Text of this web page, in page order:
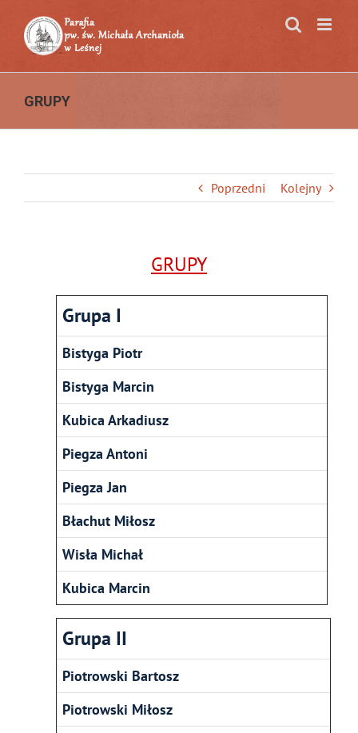
zawartości
GRUPY
Poprzedni Kolejny
GRUPY
Grupa I
Bistyga Piotr
Bistyga Marcin
Kubica Arkadiusz
Piegza Antoni
Piegza Jan
Błachut Miłosz
Wisła Michał
Kubica Marcin
Grupa II
Piotrowski Bartosz
Piotrowski Miłosz